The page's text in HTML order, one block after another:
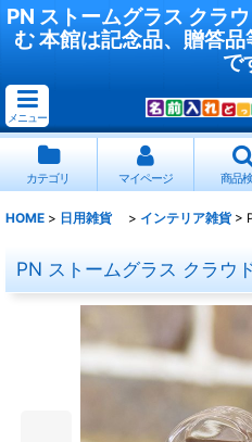
PN ストームグラス クラ
む 本館は記念品、贈答
で
メニュー
カテゴリ マイページ 商品
HOME > 日用雑貨 > インテリア雑貨 >
PN ストームグラス クラウ